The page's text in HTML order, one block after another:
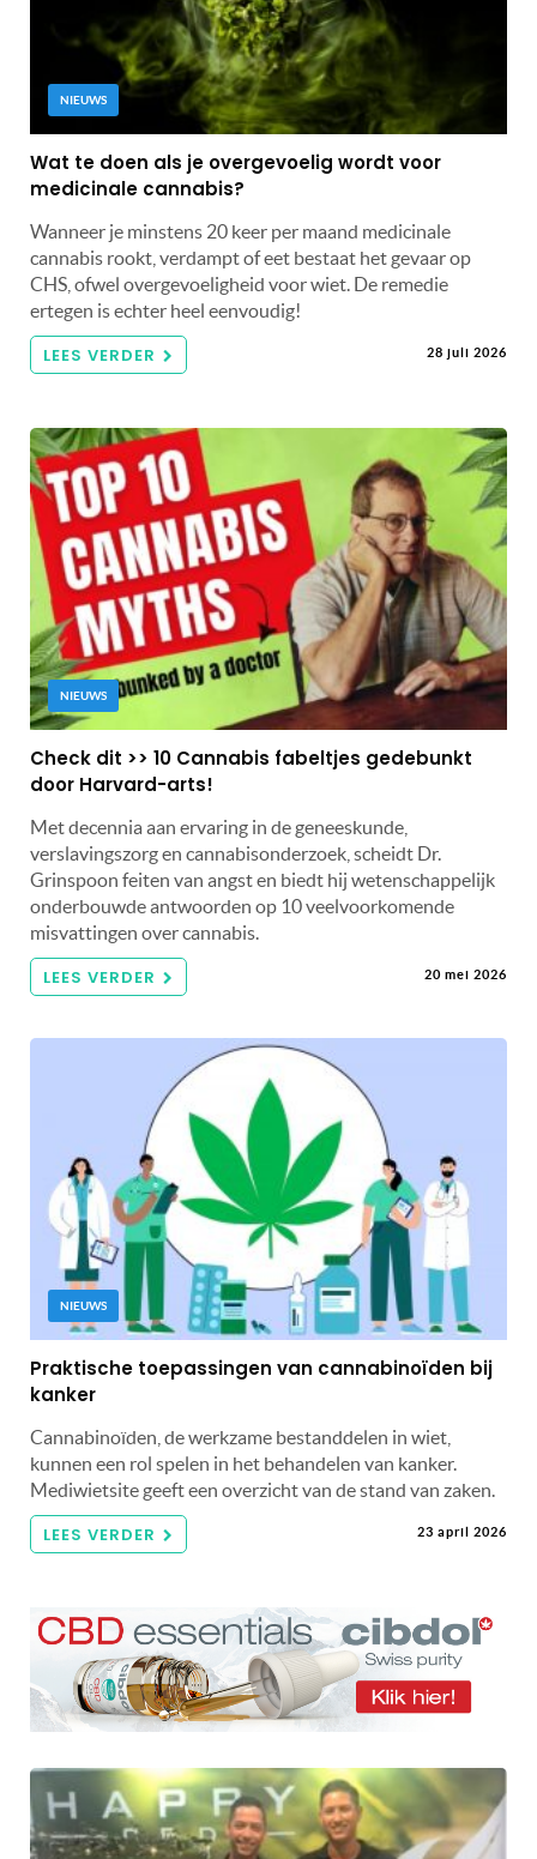
NIEUWS
Wat te doen als je overgevoelig wordt voor
medicinale cannabis?
Wanneer je minstens 20 keer per maand medicinale
cannabis rookt, verdampt of eet bestaat het gevaar op
CHS, ofwel overgevoeligheid voor wiet. De remedie
ertegen is echter heel eenvoudig!
LEES VERDER 28 juli 2026
NIEUWS
Check dit >> 10 Cannabis fabeltjes gedebunkt
door Harvard-arts!
Met decennia aan ervaring in de geneeskunde,
verslavingszorg en cannabisonderzoek, scheidt Dr.
Grinspoon feiten van angst en biedt hij wetenschappelijk
onderbouwde antwoorden op 10 veelvoorkomende
misvattingen over cannabis.
LEES VERDER 20 mei 2026
NIEUWS
Praktische toepassingen van cannabinoïden bij
kanker
Cannabinoïden, de werkzame bestanddelen in wiet,
kunnen een rol spelen in het behandelen van kanker.
Mediwietsite geeft een overzicht van de stand van zaken.
LEES VERDER 23 april 2026